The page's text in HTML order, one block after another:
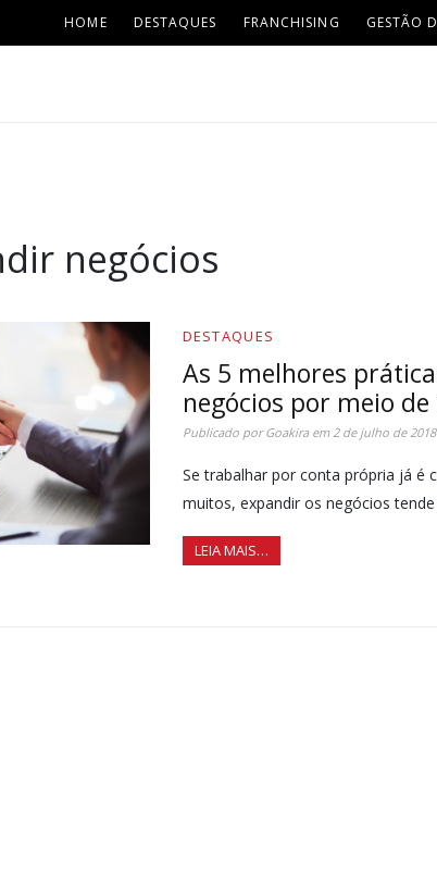
HOME DESTAQUES FRANCHISING GESTÃO
negócios
DESTAQUES
As 5 melhores
negócios por meio
Publicado porGoakiraem2 de julho de 2018
Se trabalhar por conta própria já é
muitos, expandir os negócios
LEIA MAIS…